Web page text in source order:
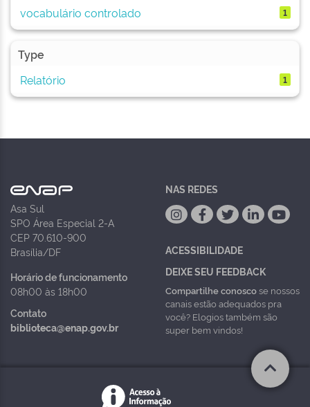
vocabulário controlado 1
Type
Relatório
1
Asa Sul
SPO Área Especial 2-A
CEP 70.610-900
Brasília/DF
Horário de funcionamento
08h00 às 18h00
Contato
biblioteca@enap.gov.br
NAS REDES
ACESSIBILIDADE
DEIXE SEU FEEDBACK
Compartilhe conoscose nossos
canais estão adequados pra
você? Elogios também são
super bem vindos!